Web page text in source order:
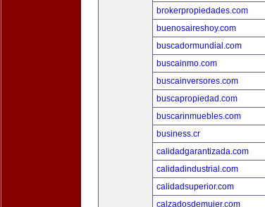
brokerpropiedades.com
buenosaireshoy.com
buscadormundial.com
buscainmo.com
buscainversores.com
buscapropiedad.com
buscarinmuebles.com
business.cr
calidadgarantizada.com
calidadindustrial.com
calidadsuperior.com
calzadosdemujer.com